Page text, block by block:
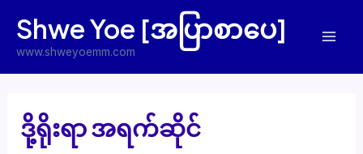
content
Shwe Yoe [အပြာစာပေ]
www.shweyoemm.com
ဒို့ရိုးရာ အရက်ဆိုင်